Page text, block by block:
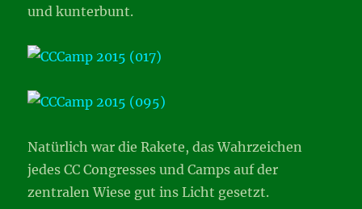
und kunterbunt.
Natürlich war die Rakete, das Wahrzeichen
jedes CC Congresses und Camps auf der
zentralen Wiese gut ins Licht gesetzt.